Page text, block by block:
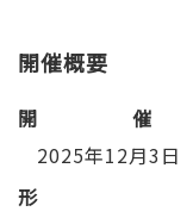
開催概要
開
2025年12月3日